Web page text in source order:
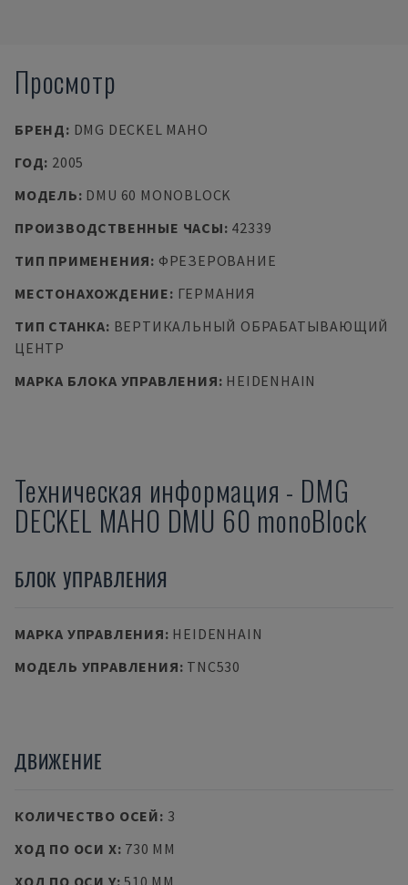
Просмотр
БРЕНД: DMG DECKEL MAHO
ГОД: 2005
МОДЕЛЬ: DMU 60 MONOBLOCK
ПРОИЗВОДСТВЕННЫЕ ЧАСЫ: 42339
ТИП ПРИМЕНЕНИЯ: ФРЕЗЕРОВАНИЕ
МЕСТОНАХОЖДЕНИЕ: ГЕРМАНИЯ
ТИП СТАНКА: ВЕРТИКАЛЬНЫЙ ОБРАБАТЫВАЮЩИЙ
ЦЕНТР
МАРКА БЛОКА УПРАВЛЕНИЯ: HEIDENHAIN
Техническая информация - DMG
DECKEL MAHO DMU 60 monoBlock
БЛОК УПРАВЛЕНИЯ
МАРКА УПРАВЛЕНИЯ: HEIDENHAIN
МОДЕЛЬ УПРАВЛЕНИЯ: TNC530
ДВИЖЕНИЕ
КОЛИЧЕСТВО ОСЕЙ: 3
ХОД ПО ОСИ X: 730 MM
ХОД ПО ОСИ Y: 510 MM